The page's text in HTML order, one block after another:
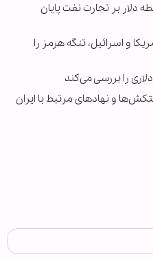
دلار بر تجارت نفت پایان
و اسرائیل، تنگه هرمز را
و نهادهای مرتبط با ایران